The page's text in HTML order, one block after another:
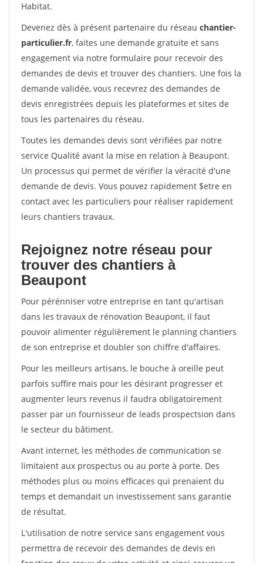
Habitat.
Devenez dès à présent partenaire du réseau chantier-
particulier.fr, faites une demande gratuite et sans
engagement via notre formulaire pour recevoir des
demandes de devis et trouver des chantiers. Une fois la
demande validée, vous recevrez des demandes de
devis enregistrées depuis les plateformes et sites de
tous les partenaires du réseau.
Toutes les demandes devis sont vérifiées par notre
service Qualité avant la mise en relation à Beaupont.
Un processus qui permet de vérifier la véracité d'une
demande de devis. Vous pouvez rapidement $etre en
contact avec les particuliers pour réaliser rapidement
leurs chantiers travaux.
Rejoignez notre réseau pour
trouver des chantiers à
Beaupont
Pour pérénniser votre entreprise en tant qu'artisan
dans les travaux de rénovation Beaupont, il faut
pouvoir alimenter régulièrement le planning chantiers
de son entreprise et doubler son chiffre d'affaires.
Pour les meilleurs artisans, le bouche à oreille peut
parfois suffire mais pour les désirant progresser et
augmenter leurs revenus il faudra obligatoirement
passer par un fournisseur de leads prospectsion dans
le secteur du bâtiment.
Avant internet, les méthodes de communication se
limitaient aux prospectus ou au porte à porte. Des
méthodes plus ou moins efficaces qui prenaient du
temps et demandait un investissement sans garantie
de résultat.
L'utilisation de notre service sans engagement vous
permettra de recevoir des demandes de devis en